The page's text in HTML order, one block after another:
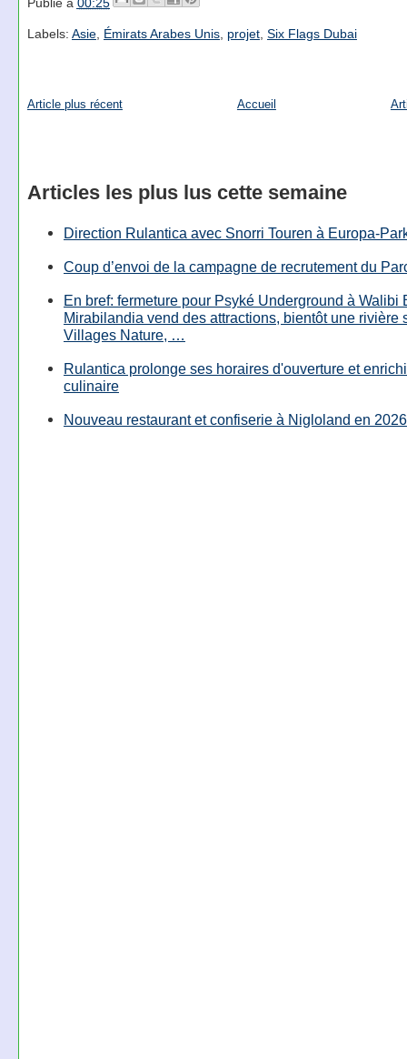
Labels: Asie, Émirats Arabes Unis, projet, Six Flags Dubai
Article plus récent Accueil
Articles les plus lus cette semaine
Direction Rulantica avec Snorri Touren à Europa-
Coup d’envoi de la campagne de recrutement du
En bref: fermeture pour Psyké Underground à Walibi
Mirabilandia vend des attractions, bientôt une rivière
Villages Nature, …
Rulantica prolonge ses horaires d'ouverture et
culinaire
Nouveau restaurant et confiserie à Nigloland en 2026